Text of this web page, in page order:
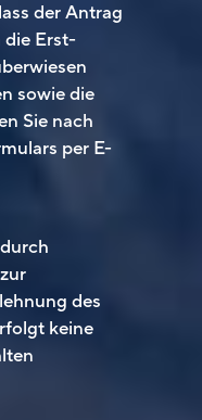
der Antrag
die Erst-
sowie die
Sie nach
per E-
des
keine